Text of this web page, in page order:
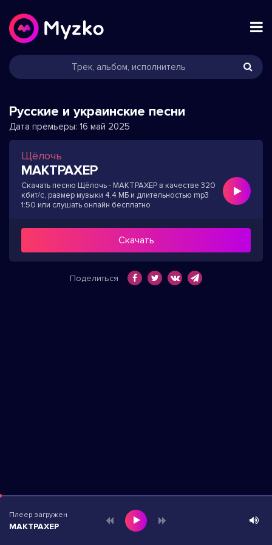
Русские и украинские песни
Дата премьеры: 16 май 2025
Щёлочь
МАКТРАХЕР
Скачать песню Щёлочь - МАКТРАХЕР в качестве 320
кбит/с, размер музыки 4.4 МБ и длительностью mp3
1:50 или слушать онлайн бесплатно
Скачать
Поделиться
Плеер загружен
МАКТРАХЕР